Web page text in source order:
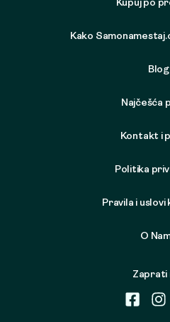
Kupuj po
Kako
Blog
Najčešća
Kontakt i
Politika
Pravila i uslovi
O
Zaprati